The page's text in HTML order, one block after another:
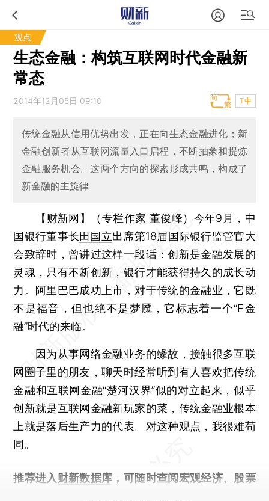
观点
生态金融：构筑互联网时代金融新
常态
2014年12月05日 09:10 T中
传统金融从信用优势出发，正在向生态金融进化；新
金融创新者从互联网流量入口启程，不断抽象和提炼
金融服务机会。这两个方向的探索形成共鸣，构成了
新金融的主旋律
【财新网】（专栏作家 董俊峰） 今年9月，中
国银行董事长田国立出席第18届国际银行监管官大
会致辞时，曾讲过这样一段话：创新是金融发展的
灵魂，只有不断创新，银行才能获得持久的成长动
力。阿里巴巴成功上市，对于传统的金融业，它既
不是福音，但也绝不是梦魇，它标志着一个“E金
融”时代的来临。
因为从事网络金融业务的缘故，接触很多互联
网圈子里的朋友，聊天时经常听到有人喜欢把传统
金融和互联网金融“楚河汉界”似的对立起来，似乎
创新就是互联网金融新玩家的菜，传统金融业根本
上就是落后生产力的代表。对这种观点，我很难苟
同。
推荐进入 财新数据库 ，可随时查阅宏观经济、股票